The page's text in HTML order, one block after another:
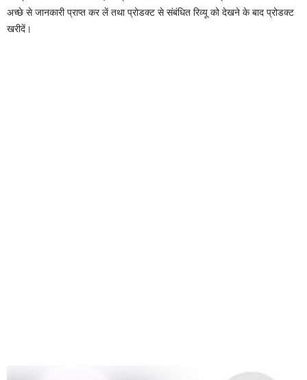
अच्छे से जानकारी प्राप्त कर लें तथा प्रोडक्ट से संबंधित रिव्यू को देखने के बाद प्रोडक्ट
खरीदें।